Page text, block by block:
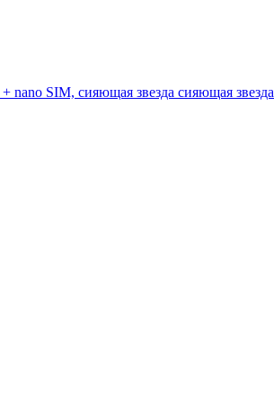
SIM, сияющая звезда сияющая звезда